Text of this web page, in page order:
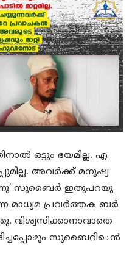
ഒട്ടും ഭയമില്ല. എ
അവർക്ക് മനുഷ്യ
സുബൈർ ഇതുപറയു​
മാധ്യമ പ്രവർത്തക ബർ
വിശ്വസിക്കാനാവാതെ
സുബൈറി​​െൻ